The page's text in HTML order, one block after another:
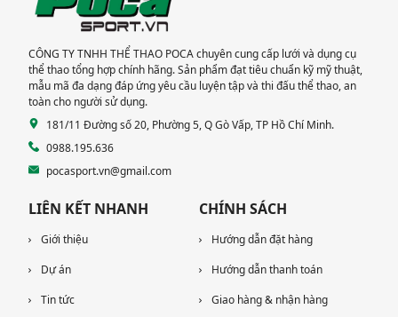
CÔNG TY TNHH THỂ THAO POCA chuyên cung cấp lưới và dụng cụ
thể thao tổng hợp chính hãng. Sản phẩm đạt tiêu chuẩn kỹ mỹ thuật,
mẫu mã đa dạng đáp ứng yêu cầu luyện tập và thi đấu thể thao, an
toàn cho người sử dụng.
181/11 Đường số 20, Phường 5, Q Gò Vấp, TP Hồ Chí Minh.
0988.195.636
pocasport.vn@gmail.com
LIÊN KẾT NHANH
Giới thiệu
Dự án
Tin tức
CHÍNH SÁCH
Hướng dẫn đặt hàng
Hướng dẫn thanh toán
Giao hàng & nhận hàng